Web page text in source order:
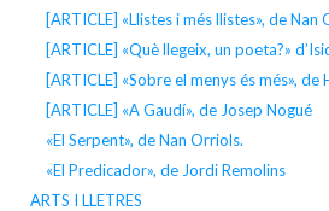
[ARTICLE] «Llistes i més llistes», de Nan
[ARTICLE] «Què llegeix, un poeta?»
[ARTICLE] «Sobre el menys és més», de
[ARTICLE] «A Gaudí», de Josep Nogué
«El Serpent», de Nan Orriols.
«El Predicador», de Jordi Remolins
ARTS I LLETRES